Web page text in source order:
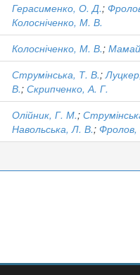
Герасименко, О. Д.;
Колосніченко, М. В.
Колосніченко, М. В.;
Струмінська, Т. В.;
В.; Скрипченко, А. Г.
Олійник, Г. М.;
Навольська, Л. В.; Фролов,